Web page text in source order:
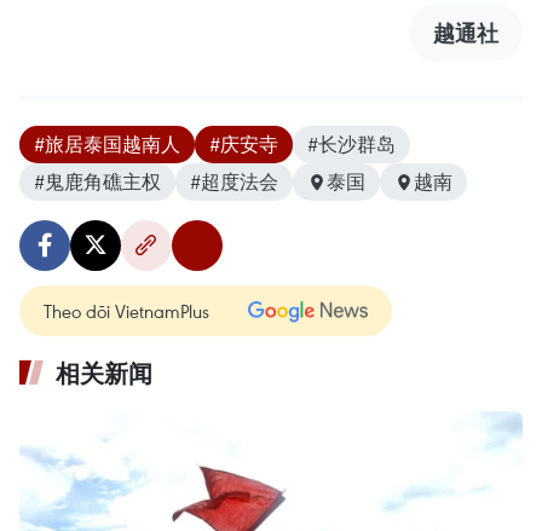
越通社
#旅居泰国越南人 #庆安寺
#长沙群岛
#鬼鹿角礁主权
#超度法会 泰国 越南
Theo dõi VietnamPlus
相关新闻